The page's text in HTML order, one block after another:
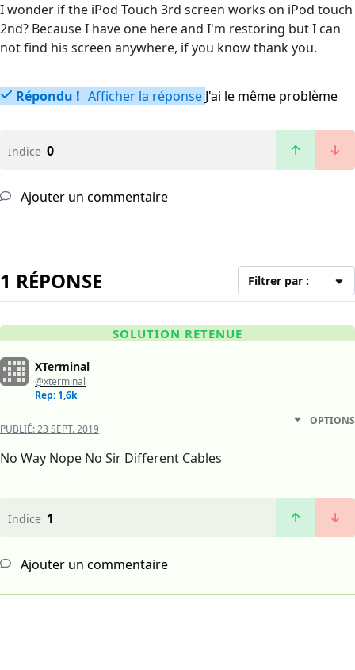
I wonder if the iPod Touch 3rd screen works on iPod touch
2nd? Because I have one here and I'm restoring but I can
not find his screen anywhere, if you know thank you.
Répondu ! Afficher la réponse J'ai le même problème
Indice 0
Ajouter un commentaire
1 RÉPONSE Filtrer par :
SOLUTION RETENUE
XTerminal
@xterminal
Rep: 1,6k
PUBLIÉ:23 SEPT. 2019
OPTIONS
No Way Nope No Sir Different Cables
Indice 1
Ajouter un commentaire